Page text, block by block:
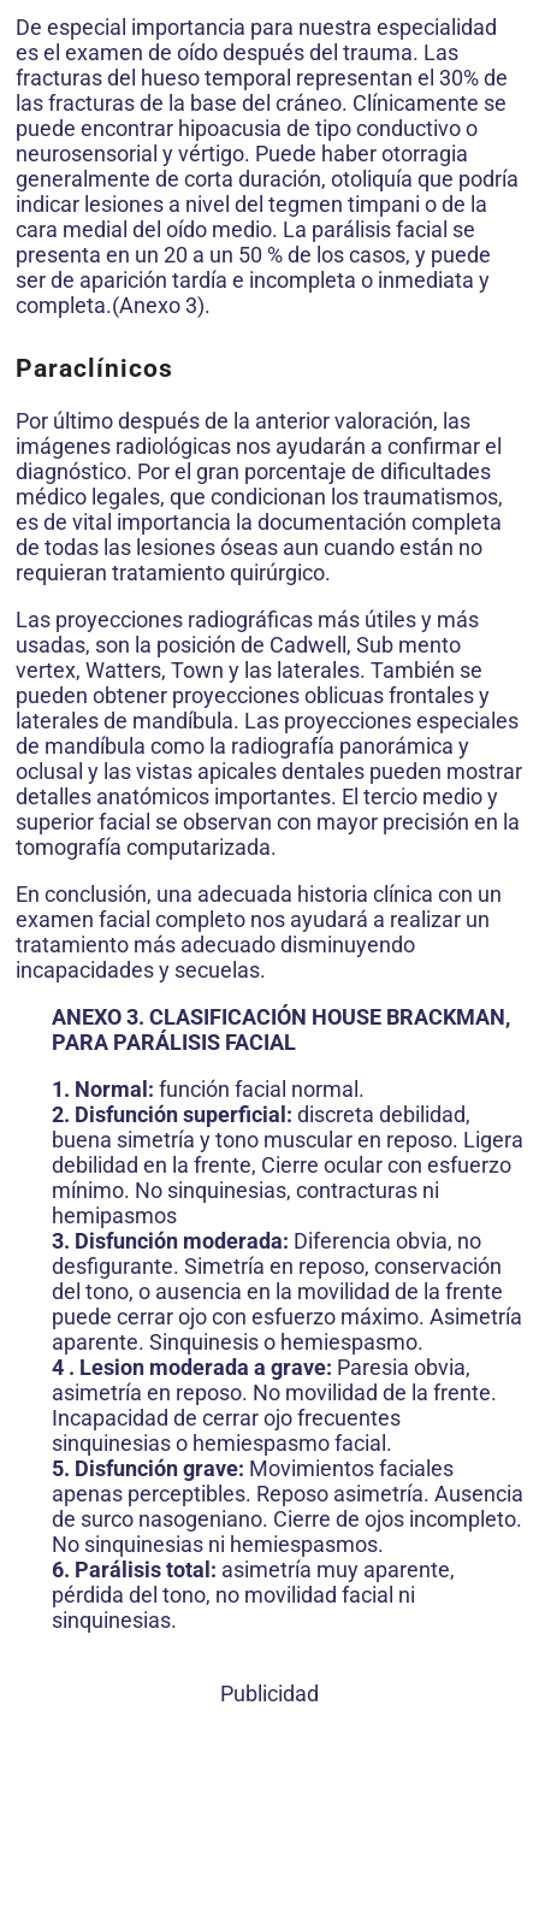
De especial importancia para nuestra especialidad
es el examen de oído después del trauma. Las
fracturas del hueso temporal representan el 30% de
las fracturas de la base del cráneo. Clínicamente se
puede encontrar hipoacusia de tipo conductivo o
neurosensorial y vértigo. Puede haber otorragia
generalmente de corta duración, otoliquía que podría
indicar lesiones a nivel del tegmen timpani o de la
cara medial del oído medio. La parálisis facial se
presenta en un 20 a un 50 % de los casos, y puede
ser de aparición tardía e incompleta o inmediata y
completa.(Anexo 3).
Paraclínicos
Por último después de la anterior valoración, las
imágenes radiológicas nos ayudarán a confirmar el
diagnóstico. Por el gran porcentaje de dificultades
médico legales, que condicionan los traumatismos,
es de vital importancia la documentación completa
de todas las lesiones óseas aun cuando están no
requieran tratamiento quirúrgico.
Las proyecciones radiográficas más útiles y más
usadas, son la posición de Cadwell, Sub mento
vertex, Watters, Town y las laterales. También se
pueden obtener proyecciones oblicuas frontales y
laterales de mandíbula. Las proyecciones especiales
de mandíbula como la radiografía panorámica y
oclusal y las vistas apicales dentales pueden mostrar
detalles anatómicos importantes. El tercio medio y
superior facial se observan con mayor precisión en la
tomografía computarizada.
En conclusión, una adecuada historia clínica con un
examen facial completo nos ayudará a realizar un
tratamiento más adecuado disminuyendo
incapacidades y secuelas.
ANEXO 3. CLASIFICACIÓN HOUSE BRACKMAN,
PARA PARÁLISIS FACIAL
1. Normal: función facial normal.
2. Disfunción superficial: discreta debilidad,
buena simetría y tono muscular en reposo. Ligera
debilidad en la frente, Cierre ocular con esfuerzo
mínimo. No sinquinesias, contracturas ni
hemipasmos
3. Disfunción moderada: Diferencia obvia, no
desfigurante. Simetría en reposo, conservación
del tono, o ausencia en la movilidad de la frente
puede cerrar ojo con esfuerzo máximo. Asimetría
aparente. Sinquinesis o hemiespasmo.
4 . Lesion moderada a grave: Paresia obvia,
asimetría en reposo. No movilidad de la frente.
Incapacidad de cerrar ojo frecuentes
sinquinesias o hemiespasmo facial.
5. Disfunción grave: Movimientos faciales
apenas perceptibles. Reposo asimetría. Ausencia
de surco nasogeniano. Cierre de ojos incompleto.
No sinquinesias ni hemiespasmos.
6. Parálisis total: asimetría muy aparente,
pérdida del tono, no movilidad facial ni
sinquinesias.
Publicidad